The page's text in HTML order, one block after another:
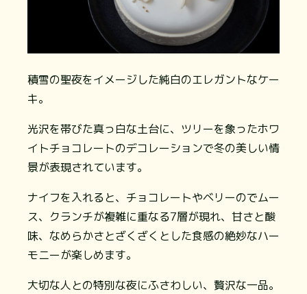
積雪の聖夜をイメージした純白のエレガントなケー
キ。
光沢を帯びた真っ白な土台に、ツリーを象ったホワ
イトチョコレートのデコレーションで冬の美しい情
景が表現されています。
ナイフを入れると、チョコレートやベリーのでムー
ス、クランチが複雑に重なる7層が現れ、甘さと酸
味、なめらかさとざくざくとした食感の絶妙なハー
モニーが楽しめます。
大切な人との特別な夜にふさわしい、贅沢な一品。